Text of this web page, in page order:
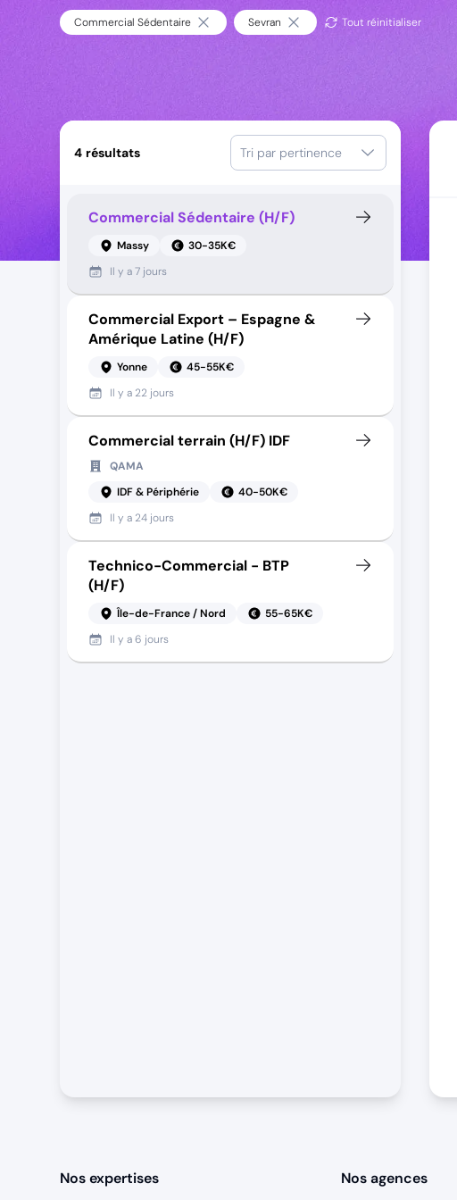
Commercial Sédentaire Sevran Tout réinitialiser
4 résultats Tri par pertinence
Commercial Sédentaire (H/F)
Massy
30-35K€
Il y a7 jours
Commercial Export – Espagne &
Amérique Latine (H/F)
Yonne
45-55K€
Il y a 22 jours
Commercial terrain (H/F) IDF
QAMA
IDF & Périphérie
40-50K€
Il y a 24 jours
Technico-Commercial - BTP
(H/F)
Île-de-France / Nord
55-65K€
Il y a6 jours
Nos expertises
Nos agences